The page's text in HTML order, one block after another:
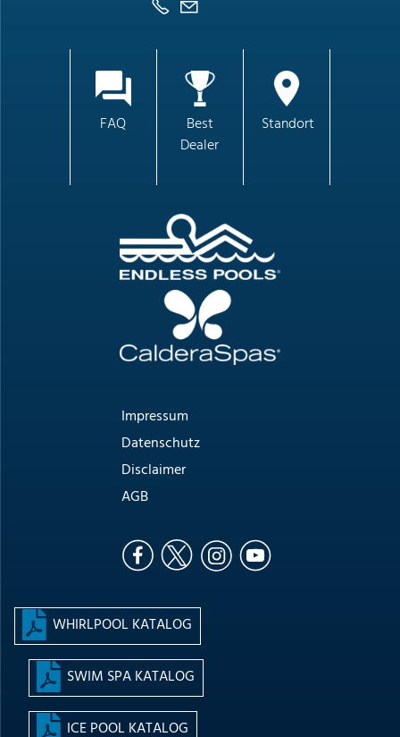
FAQ
Best
Dealer
Standort
Impressum
Datenschutz
Disclaimer
AGB
WHIRLPOOL KATALOG
SWIM SPA KATALOG
ICE POOL KATALOG